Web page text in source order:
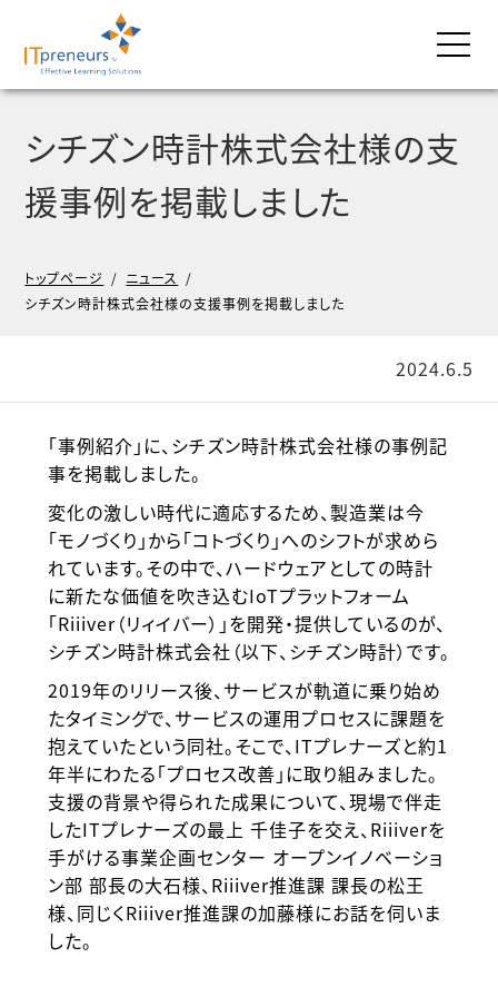
シチズン時計株式会社様の支
援事例を掲載しました
トップページ / ニュース
/
シチズン時計株式会社様の支援事例を掲載しました
2024.6.5
「事例紹介」に、シチズン時計株式会社様の事例記
事を掲載しました。
変化の激しい時代に適応するため、製造業は今
「モノづくり」から「コトづくり」へのシフトが求めら
れています。その中で、ハードウェアとしての時計
に新たな価値を吹き込むIoTプラットフォーム
「Riiiver（リィイバー）」を開発・提供しているのが、
シチズン時計株式会社（以下、シチズン時計）です。
2019年のリリース後、サービスが軌道に乗り始め
たタイミングで、サービスの運用プロセスに課題を
抱えていたという同社。そこで、ITプレナーズと約1
年半にわたる「プロセス改善」に取り組みました。
支援の背景や得られた成果について、現場で伴走
したITプレナーズの最上 千佳子を交え、Riiiverを
手がける事業企画センター オープンイノベーショ
ン部 部長の大石様、Riiiver推進課 課長の松王
様、同じくRiiiver推進課の加藤様にお話を伺いま
した。